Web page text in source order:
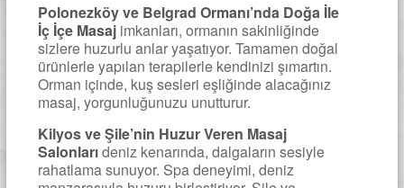
Polonezköy ve Belgrad Ormanı’nda Doğa İle
İç İçe Masajimkanları, ormanın sakinliğinde
sizlere huzurlu anlar yaşatıyor. Tamamen doğal
ürünlerle yapılan terapilerle kendinizi şımartın.
Orman içinde, kuş sesleri eşliğinde alacağınız
masaj, yorgunluğunuzu unutturur.
Kilyos ve Şile’nin Huzur Veren Masaj
Salonlarıdeniz kenarında, dalgaların sesiyle
rahatlama sunuyor. Spa deneyimi, deniz